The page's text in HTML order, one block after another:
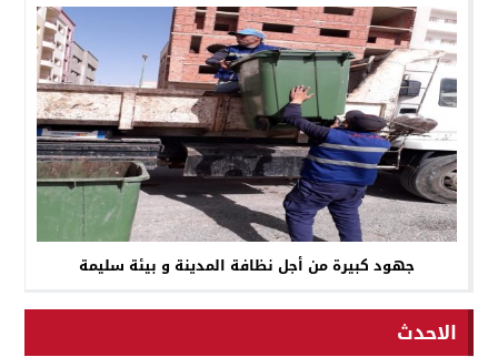
جهود كبيرة من أجل نظافة المدينة و بيئة سليمة
الاحدث